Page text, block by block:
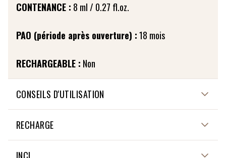
CONTENANCE : 8 ml / 0.27 fl.oz.
PAO (période après ouverture) :18 mois
RECHARGEABLE : Non
CONSEILS D'UTILISATION
Assurez-vous que votre vernis à ongles coloré soit
parfaitement sec. Appliquez le Top Coat sur le Vernis à
ongles, en partant de la base de l’ongle vers l’extérieur.
RECHARGE
Cet article n'est pas rechargeable